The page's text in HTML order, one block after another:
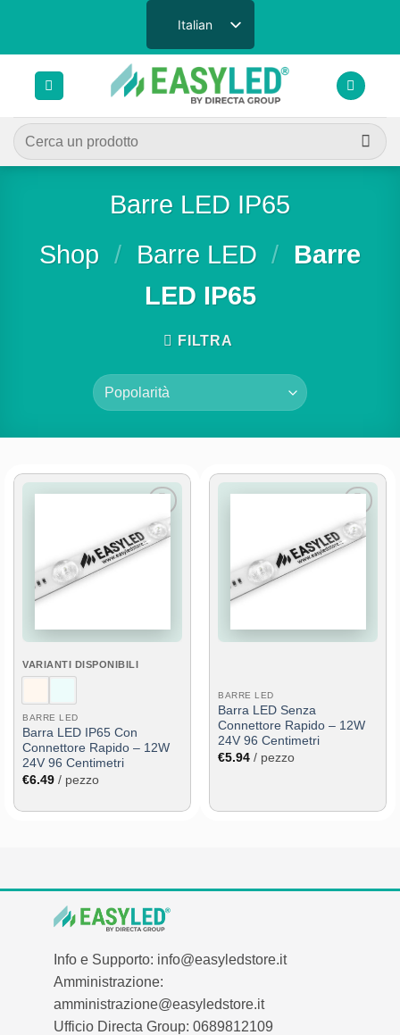
contenuti
Italian
Cerca:
Barre LED IP65
Shop / Barre LED / Barre
LED IP65
FILTRA
Aggiungi
alla lista
dei
VARIANTI DISPONIBILI
BARRE LED
Barra LED IP65 Con
Connettore Rapido – 12W
24V 96 Centimetri
€6.49 / pezzo
Aggiungi
alla lista
dei
BARRE LED
Barra LED Senza
Connettore Rapido – 12W
24V 96 Centimetri
€5.94 / pezzo
Info e Supporto: info@easyledstore.it
Amministrazione:
amministrazione@easyledstore.it
Ufficio Directa Group: 0689812109